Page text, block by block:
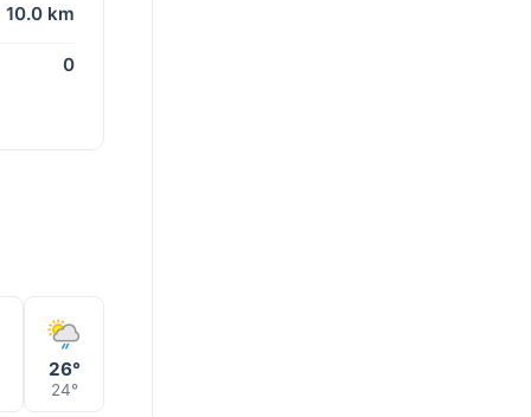
10.0 km
0
26°
24°